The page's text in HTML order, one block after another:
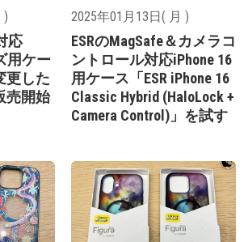
)
応
用ケー
更した
売開始
2025年01月13日( 月 )
ESRのMagSafe＆カメラコ
ントロール対応iPhone 16
用ケース「ESR iPhone 16
Classic Hybrid (HaloLock +
Camera Control)」を試す